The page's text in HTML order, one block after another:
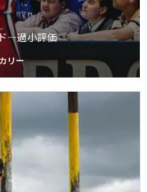
―過小評価
リー